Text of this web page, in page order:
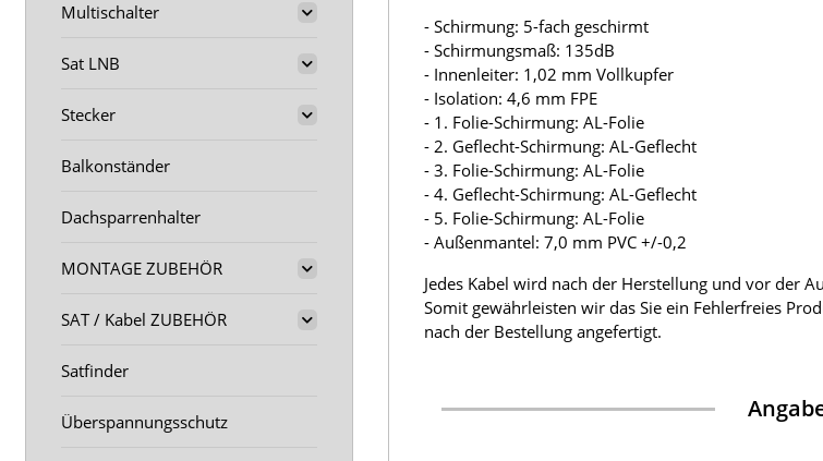
- Schirmung: 5-fach geschirmt
- Schirmungsmaß: 135dB
- Innenleiter: 1,02 mm Vollkupfer
- Isolation: 4,6 mm FPE
- 1. Folie-Schirmung: AL-Folie
- 2. Geflecht-Schirmung: AL-Geflecht
- 3. Folie-Schirmung: AL-Folie
- 4. Geflecht-Schirmung: AL-Geflecht
- 5. Folie-Schirmung: AL-Folie
- Außenmantel: 7,0 mm PVC +/-0,2
Jedes Kabel wird nach der Herstellung und vor der
Somit gewährleisten wir das Sie ein Fehlerfreies
nach der Bestellung angefertigt.
Multischalter
Sat LNB
Stecker
Balkonständer
Dachsparrenhalter
MONTAGE ZUBEHÖR
SAT / Kabel ZUBEHÖR
Satfinder
Überspannungsschutz